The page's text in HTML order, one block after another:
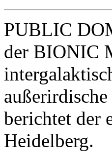
PUBLIC
der BIONIC
berichtet der
Heidelberg.